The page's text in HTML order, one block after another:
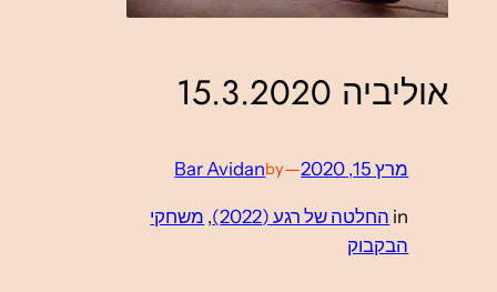
אוליביה 15.3.2020
מרץ 15, 2020 —
by
Bar Avidan
in החלטה של רגע (2022) , משחקי
הבקבוק